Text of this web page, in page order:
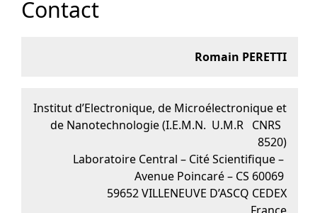
Contact
Romain PERETTI
Institut d’Electronique, de Microélectronique et
de Nanotechnologie (I.E.M.N. U.M.R CNRS
8520)
Laboratoire Central – Cité Scientifique –
Avenue Poincaré – CS 60069
59652 VILLENEUVE D’ASCQ CEDEX